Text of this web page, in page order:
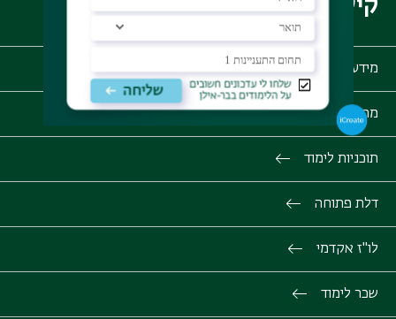
קישורים שימושיים
מידע לסטודנט אינבר
מרחב דיגיטלי MOODLE
תוכניות לימוד
דלת פתוחה
לו"ז אקדמי
שכר לימוד